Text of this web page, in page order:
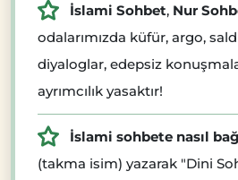
İslami Sohbet, Nur
odalarımızda küfür, argo,
diyaloglar, edepsiz
ayrımcılık yasaktır!
İslami sohbete nasıl
(takma isim) yazarak "Dini